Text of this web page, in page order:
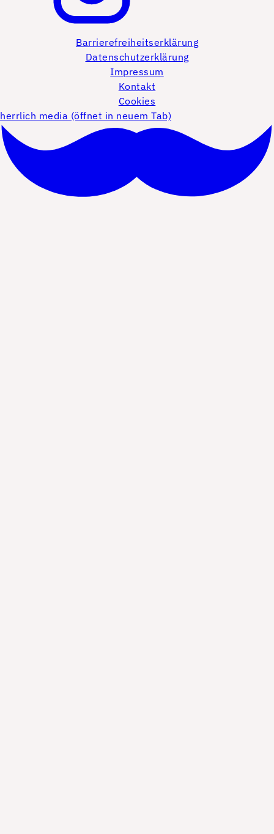
Barrierefreiheitserklärung
Datenschutzerklärung
Impressum
Kontakt
Cookies
herrlich media (öffnet in neuem Tab)